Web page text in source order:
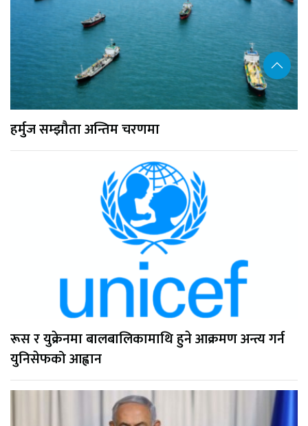
हर्मुज सम्झौता अन्तिम चरणमा
रूस र युक्रेनमा बालबालिकामाथि हुने आक्रमण अन्त्य गर्न
युनिसेफको आह्वान